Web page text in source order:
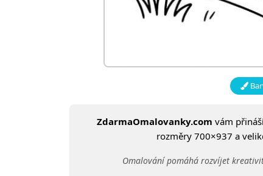
ZdarmaOmalovanky.com vám
rozměry 700×937 a
Omalování pomáhá rozvíjet